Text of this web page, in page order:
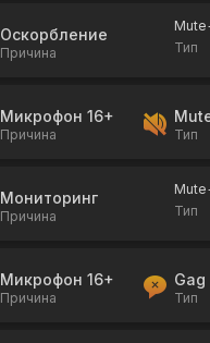
Оскорбление
Причина
Тип
Микрофон 16+
Причина Тип
Мониторинг
Причина
Тип
Микрофон 16+
Причина
Gag
Тип